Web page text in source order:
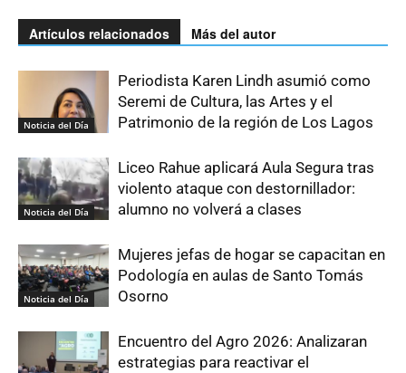
Artículos relacionados Más del autor
Noticia del Día
Periodista Karen Lindh asumió como
Seremi de Cultura, las Artes y el
Patrimonio de la región de Los Lagos
Noticia del Día
Liceo Rahue aplicará Aula Segura tras
violento ataque con destornillador:
alumno no volverá a clases
Noticia del Día
Mujeres jefas de hogar se capacitan en
Podología en aulas de Santo Tomás
Osorno
Encuentro del Agro 2026: Analizaran
estrategias para reactivar el